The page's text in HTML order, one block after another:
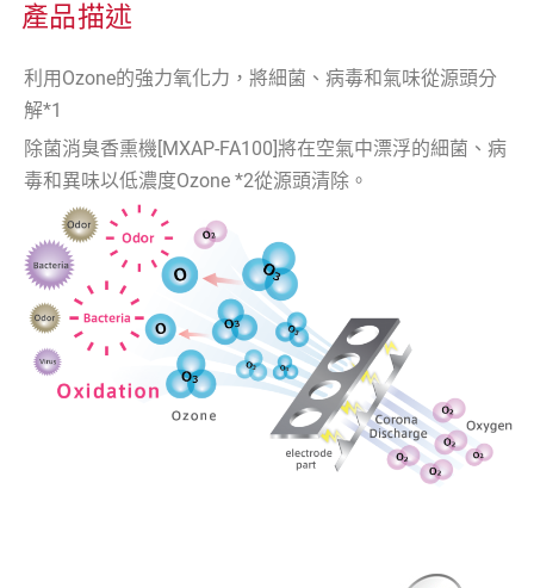
產品描述
利用Ozone的強力氧化力，將細菌、病毒和氣味從源頭分
解*1
除菌消臭香熏機[MXAP-FA100]將在空氣中漂浮的細菌、病
毒和異味以低濃度Ozone *2從源頭清除。